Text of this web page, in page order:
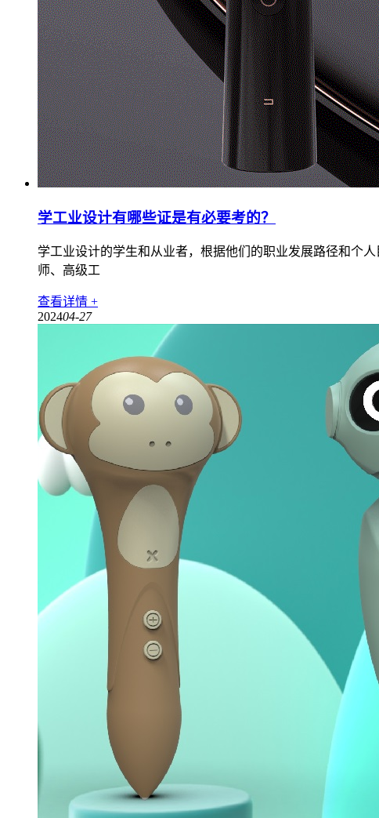
学工业设计有哪些证是有必要考的？
学工业设计的学生和从业者，根据他们的职业发展路径和个
师、高级工
查看详情 +
202404-27